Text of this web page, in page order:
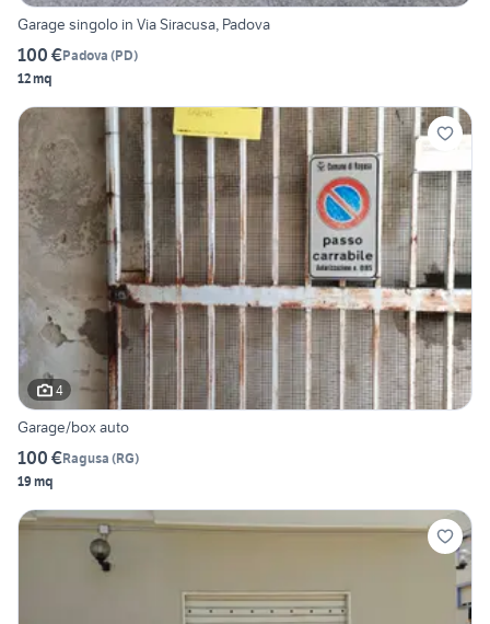
Garage singolo in Via Siracusa, Padova
100 €Padova (PD)
12 mq
4
Garage/box auto
100 €Ragusa (RG)
19 mq